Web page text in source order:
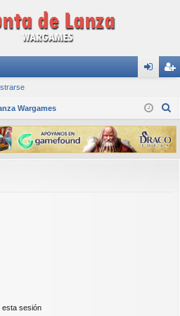
nti
fic
ar
ist
ra
rs
Wargames
s
c
esta sesión